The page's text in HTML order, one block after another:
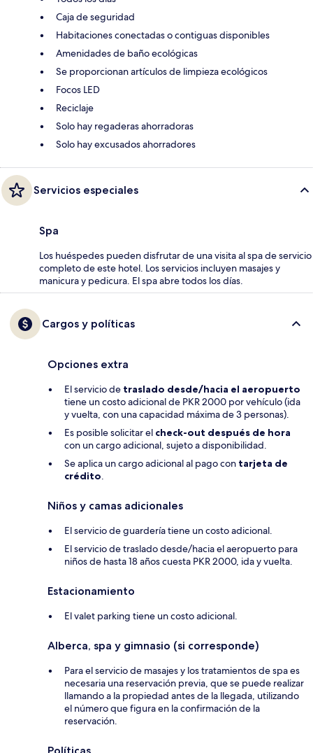
Caja de seguridad
Habitaciones conectadas o contiguas disponibles
Amenidades de baño ecológicas
Se proporcionan artículos de limpieza ecológicos
Focos LED
Reciclaje
Solo hay regaderas ahorradoras
Solo hay excusados ahorradores
Servicios especiales
Spa
Los huéspedes pueden disfrutar de una visita al spa de servicio
completo de este hotel. Los servicios incluyen masajes y
manicura y pedicura. El spa abre todos los días.
Cargos y políticas
Opciones extra
El servicio de traslado desde/hacia el aeropuerto
tiene un costo adicional de PKR 2000 por vehículo (ida
y vuelta, con una capacidad máxima de 3 personas).
Es posible solicitar el check-out después de hora
con un cargo adicional, sujeto a disponibilidad.
Se aplica un cargo adicional al pago con tarjeta de
crédito.
Niños y camas adicionales
El servicio de guardería tiene un costo adicional.
El servicio de traslado desde/hacia el aeropuerto para
niños de hasta 18 años cuesta PKR 2000, ida y vuelta.
Estacionamiento
El valet parking tiene un costo adicional.
Alberca, spa y gimnasio (si corresponde)
Para el servicio de masajes y los tratamientos de spa es
necesaria una reservación previa, que se puede realizar
llamando a la propiedad antes de la llegada, utilizando
el número que figura en la confirmación de la
reservación.